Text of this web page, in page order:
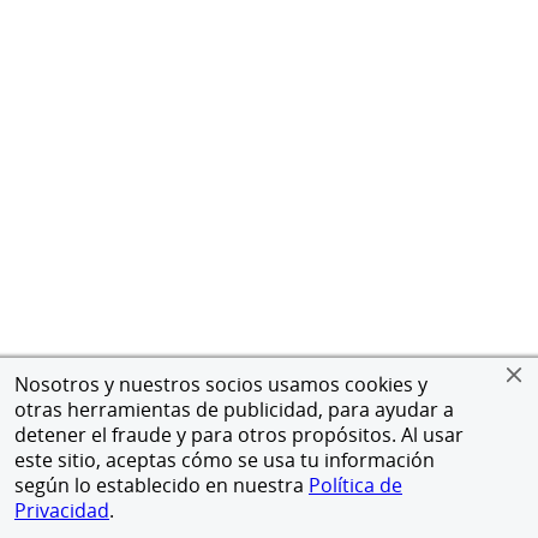
Nosotros y nuestros socios usamos cookies y
otras herramientas de publicidad, para ayudar a
detener el fraude y para otros propósitos. Al usar
este sitio, aceptas cómo se usa tu información
según lo establecido en nuestra Política de
Privacidad.